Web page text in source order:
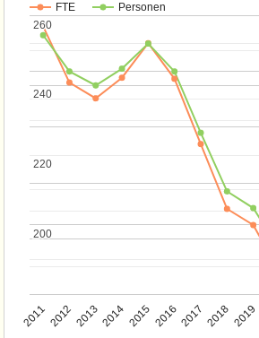
FTE Personen
2011 2012 20132014 2015 20162017 2018 2019
200
200
220
220
240
240
260
260